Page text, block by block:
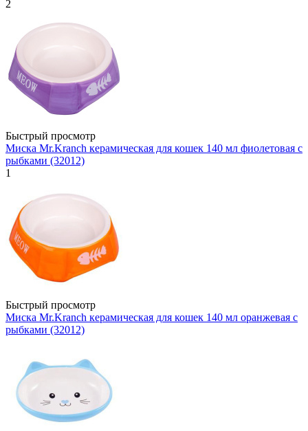
2
Быстрый просмотр
Миска Mr.Kranch керамическая для кошек 140 мл фиолетовая с
рыбками (32012)
1
Быстрый просмотр
Миска Mr.Kranch керамическая для кошек 140 мл оранжевая с
рыбками (32012)